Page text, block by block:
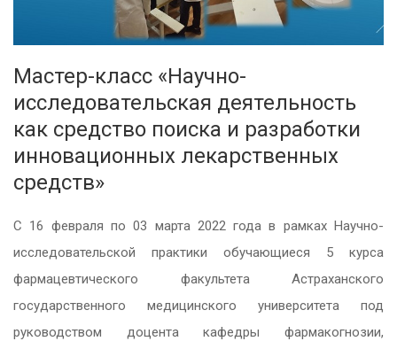
Мастер-класс «Научно-
исследовательская деятельность
как средство поиска и разработки
инновационных лекарственных
средств»
С 16 февраля по 03 марта 2022 года в рамках Научно-
исследовательской практики обучающиеся 5 курса
фармацевтического факультета Астраханского
государственного медицинского университета под
руководством доцента кафедры фармакогнозии,